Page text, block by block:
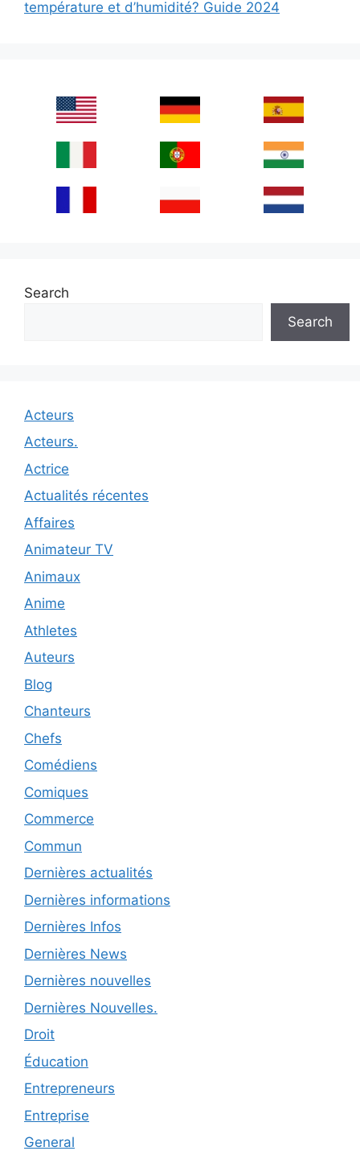
température et d’humidité? Guide 2024
Search
Search
Acteurs
Acteurs.
Actrice
Actualités récentes
Affaires
Animateur TV
Animaux
Anime
Athletes
Auteurs
Blog
Chanteurs
Chefs
Comédiens
Comiques
Commerce
Commun
Dernières actualités
Dernières informations
Dernières Infos
Dernières News
Dernières nouvelles
Dernières Nouvelles.
Droit
Éducation
Entrepreneurs
Entreprise
General